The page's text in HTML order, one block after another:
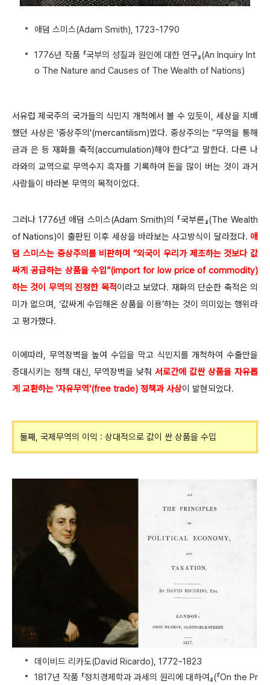
애덤 스미스(Adam Smith), 1723~1790
1776년 작품 『국부의 성질과 원인에 대한 연구』(An Inquiry Int
o The Nature and Causes of The Wealth of Nations)
서유럽 제국주의 국가들의 식민지 개척에서 볼 수 있듯이, 세상을 지배
했던 사상은 '중상주의'(mercantilism)였다. 중상주의는 “무역을 통해
금과 은 등 재화를 축적(accumulation)해야 한다”고 말한다. 다른 나
라와의 교역으로 무역수지 흑자를 기록하여 돈을 많이 버는 것이 과거
사람들이 바라본 무역의 목적이었다.
그러나 1776년 애덤 스미스(Adam Smith)의 『국부론』(The Wealth
of Nations)이 출판된 이후 세상을 바라보는 사고방식이 달라졌다. 애
덤 스미스는 중상주의를 비판하며 “외국이 우리가 제조하는 것보다 값
싸게 공급하는 상품을 수입”(import for low price of commodity)
하는 것이 무역의 진정한 목적이라고 보았다. 재화의 단순한 축적은 의
미가 없으며, ‘값싸게 수입해온 상품을 이용’하는 것이 의미있는 행위라
고 평가했다.
이에따라, 무역장벽을 높여 수입을 막고 식민지를 개척하여 수출만을
증대시키는 정책 대신, 무역장벽을 낮춰 서로간에 값싼 상품을 자유롭
게 교환하는 '자유무역'(free trade) 정책과 사상이 발현되었다.
둘째, 국제무역의 이익 : 상대적으로 값이 싼 상품을 수입
데이비드 리카도(David Ricardo), 1772~1823
1817년 작품 『정치경제학과 과세의 원리에 대하여』(『On the Pr